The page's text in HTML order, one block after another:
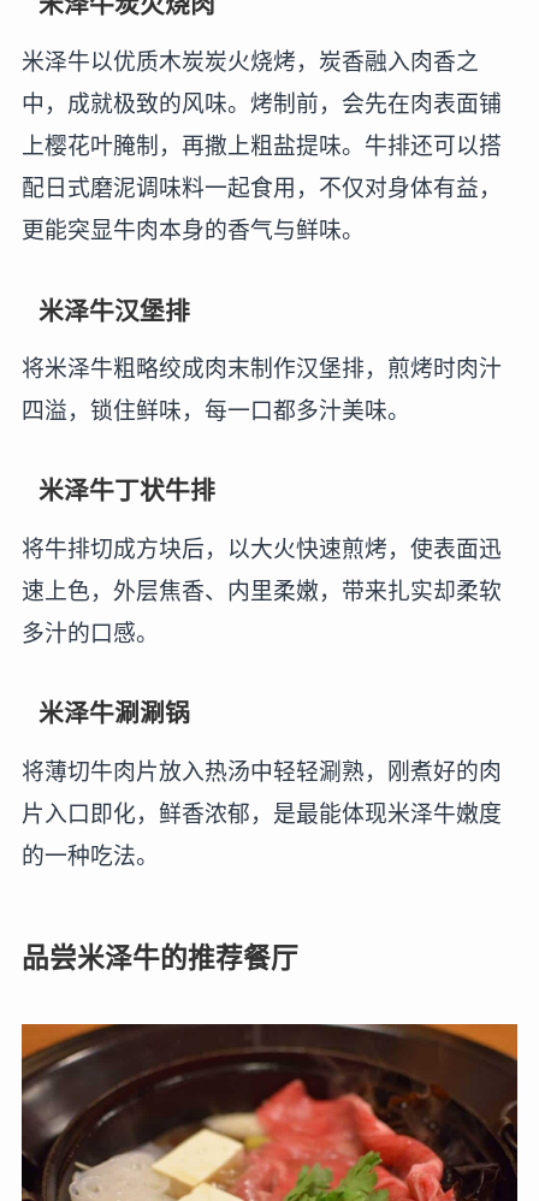
米泽牛以优质木炭炭火烧烤，炭香融入肉香之
中，成就极致的风味。烤制前，会先在肉表面铺
上樱花叶腌制，再撒上粗盐提味。牛排还可以搭
配日式磨泥调味料一起食用，不仅对身体有益，
更能突显牛肉本身的香气与鲜味。
米泽牛汉堡排
将米泽牛粗略绞成肉末制作汉堡排，煎烤时肉汁
四溢，锁住鲜味，每一口都多汁美味。
米泽牛丁状牛排
将牛排切成方块后，以大火快速煎烤，使表面迅
速上色，外层焦香、内里柔嫩，带来扎实却柔软
多汁的口感。
米泽牛涮涮锅
将薄切牛肉片放入热汤中轻轻涮熟，刚煮好的肉
片入口即化，鲜香浓郁，是最能体现米泽牛嫩度
的一种吃法。
品尝米泽牛的推荐餐厅